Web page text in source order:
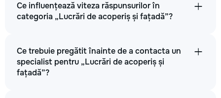
Ce influențează viteza răspunsurilor în
categoria „Lucrări de acoperiș și fațadă”?
Ce trebuie pregătit înainte de a contacta un
specialist pentru „Lucrări de acoperiș și
fațadă”?